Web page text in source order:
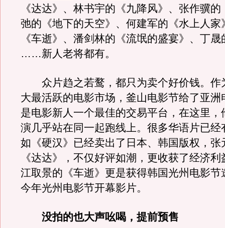
《达达》、林书宇的《九降风》、张作骥
弛的《地下的天空》、何建军的《水上人家
《车逝》、潘剑林的《流氓的盛宴》、丁晟
……新人老将都有。
众片趋之若鹜，都只为卖个好价钱。作
大最活跃的电影市场，釜山电影节给了亚洲
是电影新人一个最佳的交易平台，在这里，
演几乎站在同一起跑线上。很多华语片已经
如《硬汉》已经卖出了日本、韩国版权，张
《达达》，不仅好评如潮，更收获了经济
江取景的《车逝》更是获得韩国光州电影节
今年光州电影节开幕影片。
没拍的也大声吆喝，提前预售